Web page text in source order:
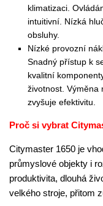
klimatizaci.
intuitivní. Nízká
obsluhy.
Nízké provozní
Snadný přístup k
kvalitní
životnost. Výměna
zvyšuje efektivitu.
Proč si vybrat
Citymaster 1650 je
průmyslové objekty i
produktivita, dlouhá
velkého stroje, přitom